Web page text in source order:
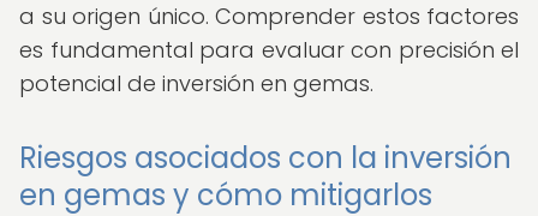
a su origen único. Comprender estos factores
es fundamental para evaluar con precisión el
potencial de inversión en gemas.
Riesgos asociados con la inversión
en gemas y cómo mitigarlos